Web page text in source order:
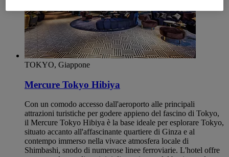
TOKYO, Giappone
Mercure Tokyo Hibiya
Con un comodo accesso dall'aeroporto alle principali
attrazioni turistiche per godere appieno del fascino di Tokyo,
il Mercure Tokyo Hibiya è la base ideale per esplorare Tokyo,
situato accanto all'affascinante quartiere di Ginza e al
contempo immerso nella vivace atmosfera locale di
Shimbashi, snodo di numerose linee ferroviarie. L'hotel offre